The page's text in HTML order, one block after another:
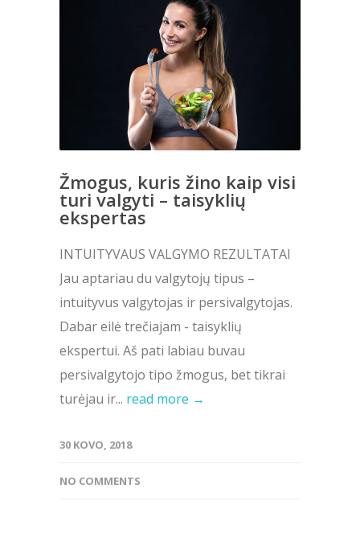
Žmogus, kuris žino kaip visi
turi valgyti – taisyklių
ekspertas
INTUITYVAUS VALGYMO REZULTATAI
Jau aptariau du valgytojų tipus –
intuityvus valgytojas ir persivalgytojas.
Dabar eilė trečiajam - taisyklių
ekspertui. Aš pati labiau buvau
persivalgytojo tipo žmogus, bet tikrai
turėjau ir... read more →
30 KOVO, 2018
NO COMMENTS